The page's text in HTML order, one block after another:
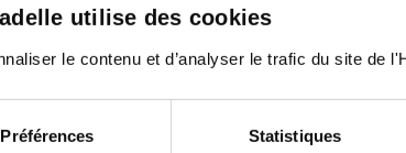
utilise des cookies
le contenu et d’analyser le trafic du site de
Préférences Statistiques